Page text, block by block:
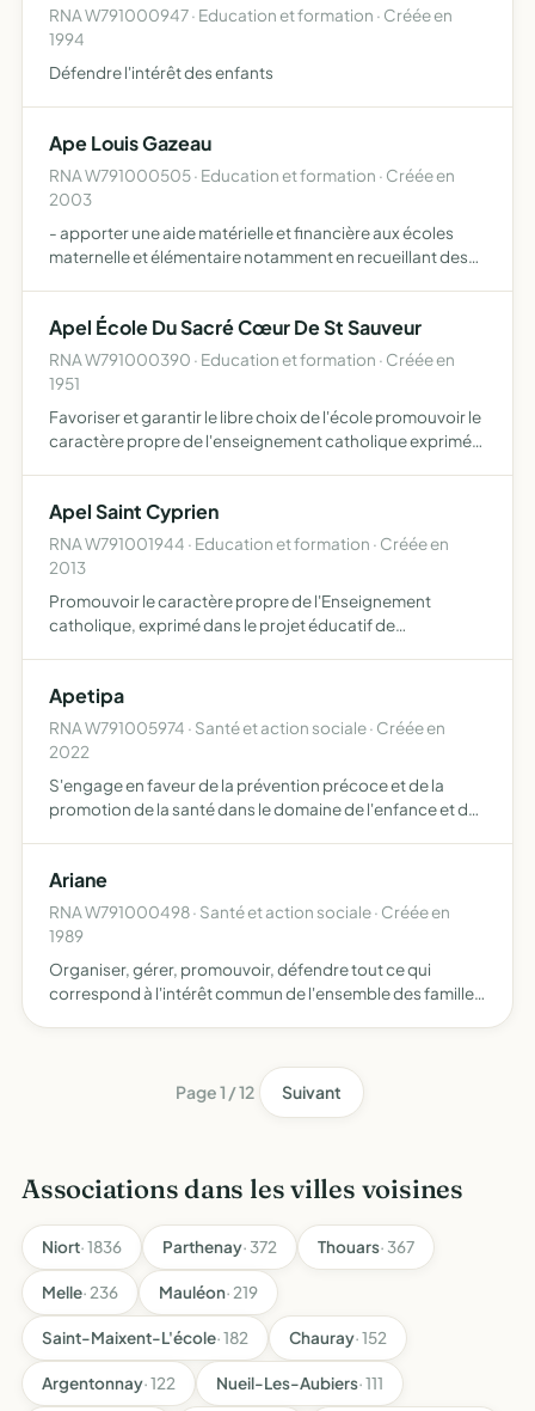
RNA W791000947 · Education et formation · Créée en
1994
Défendre l'intérêt des enfants
Ape Louis Gazeau
RNA W791000505 · Education et formation · Créée en
2003
- apporter une aide matérielle et financière aux écoles
maternelle et élémentaire notamment en recueillant des
son …
Apel École Du Sacré Cœur De St Sauveur
RNA W791000390 · Education et formation · Créée en
1951
Favoriser et garantir le libre choix de l'école promouvoir le
caractère propre de l'enseignement catholique exprimé
Apel Saint Cyprien
RNA W791001944 · Education et formation · Créée en
2013
Promouvoir le caractère propre de l'Enseignement
catholique, exprimé dans le projet éducatif de
publics et de tou…
Apetipa
RNA W791005974 · Santé et action sociale · Créée en
2022
S'engage en faveur de la prévention précoce et de la
promotion de la santé dans le domaine de l'enfance et de
Ariane
RNA W791000498 · Santé et action sociale · Créée en
1989
Organiser, gérer, promouvoir, défendre tout ce qui
correspond à l'intérêt commun de l'ensemble des familles
Page 1 / 12 Suivant
Associations dans les villes voisines
Niort· 1836 Parthenay· 372 Thouars· 367
Melle· 236 Mauléon· 219
Saint-Maixent-L'école· 182 Chauray· 152
Argentonnay· 122 Nueil-Les-Aubiers· 111